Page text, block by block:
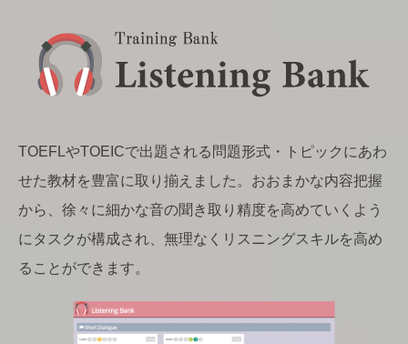
TOEFLやTOEICで出題される問題形式・トピックにあわ
せた教材を豊富に取り揃えました。おおまかな内容把握
から、徐々に細かな音の聞き取り精度を高めていくよう
にタスクが構成され、無理なくリスニングスキルを高め
ることができます。